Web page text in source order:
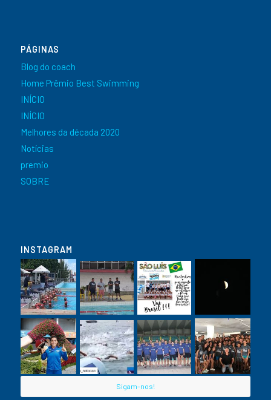
PÁGINAS
Blog do coach
Home Prêmio Best Swimming
INÍCIO
INÍCIO
Melhores da década 2020
Notícias
premio
SOBRE
INSTAGRAM
Sigam-nos!